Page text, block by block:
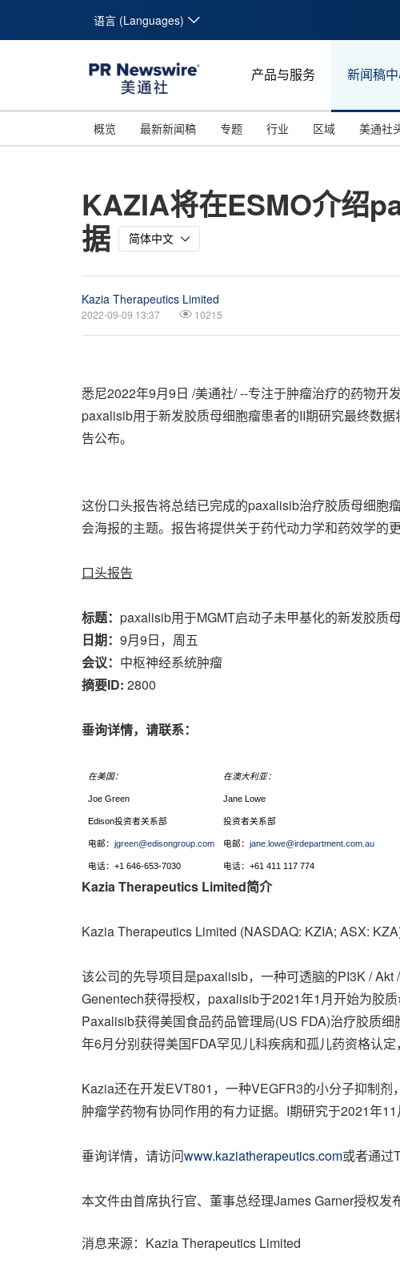
语言 (Languages)
产品与服务 新闻稿
概览 最新新闻稿 专题 行业 区域 美通社
KAZIA将在ESMO介绍
据
简体中文
Kazia Therapeutics Limited
2022-09-09 13:37 10215
悉尼2022年9月9日 /美通社/ --专注于肿瘤治疗的药物开
paxalisib用于新发胶质母细胞瘤患者的II期研究最终数
告公布。
这份口头报告将总结已完成的paxalisib治疗胶质母细胞
会海报的主题。报告将提供关于药代动力学和药效学的
口头报告
标题： paxalisib用于MGMT启动子未甲基化的新发胶质
日期： 9月9日，周五
会议： 中枢神经系统肿瘤
摘要ID: 2800
垂询详情，请联系：
在美国：
Joe Green
Edison投资者关系部
电邮： jgreen@edisongroup.com
电话： +1 646-653-7030
在澳大利亚：
Jane Lowe
投资者关系部
电邮： jane.lowe@irdepartment.com.au
电话： +61 411 117 774
Kazia Therapeutics Limited简介
Kazia Therapeutics Limited (NASDAQ: KZIA; ASX:
该公司的先导项目是paxalisib，一种可透脑的PI3K /
Genentech获得授权，paxalisib于2021年1月开始为胶
Paxalisib获得美国食品药品管理局(US FDA)治疗胶质
年6月分别获得美国FDA罕见儿科疾病和孤儿药资格认
Kazia还在开发EVT801，一种VEGFR3的小分子抑制
肿瘤学药物有协同作用的有力证据。I期研究于2021年11
垂询详情，请访问www.kaziatherapeutics.com或者通过
本文件由首席执行官、董事总经理James Garner授权发
消息来源：Kazia Therapeutics Limited